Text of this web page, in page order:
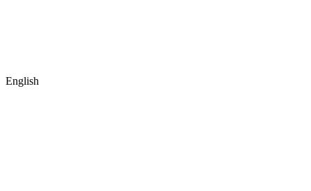
English